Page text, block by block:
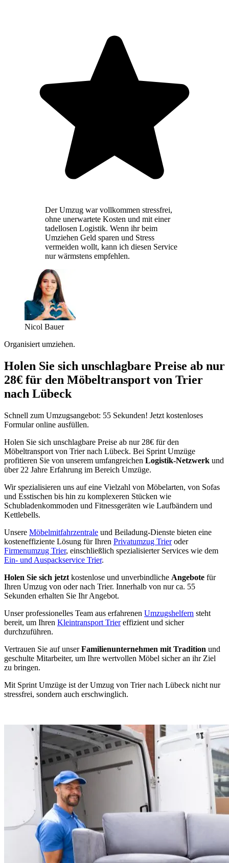
Der Umzug war vollkommen stressfrei,
ohne unerwartete Kosten und mit einer
tadellosen Logistik. Wenn ihr beim
Umziehen Geld sparen und Stress
vermeiden wollt, kann ich diesen Service
nur wärmstens empfehlen.
Nicol Bauer
Organisiert umziehen.
Holen Sie sich unschlagbare Preise ab nur
28€ für den Möbeltransport von Trier
nach Lübeck
Schnell zum Umzugsangebot: 55 Sekunden! Jetzt kostenloses
Formular online ausfüllen.
Holen Sie sich unschlagbare Preise ab nur 28€ für den
Möbeltransport von Trier nach Lübeck. Bei Sprint Umzüge
profitieren Sie von unserem umfangreichen Logistik-Netzwerk und
über 22 Jahre Erfahrung im Bereich Umzüge.
Wir spezialisieren uns auf eine Vielzahl von Möbelarten, von Sofas
und Esstischen bis hin zu komplexeren Stücken wie
Schubladenkommoden und Fitnessgeräten wie Laufbändern und
Kettlebells.
Unsere Möbelmitfahrzentrale und Beiladung-Dienste bieten eine
kosteneffiziente Lösung für Ihren Privatumzug Trieroder
Firmenumzug Trier, einschließlich spezialisierter Services wie dem
Ein- und Auspackservice Trier.
Holen Sie sich jetzt kostenlose und unverbindliche Angebote für
Ihren Umzug von oder nach Trier. Innerhalb von nur ca. 55
Sekunden erhalten Sie Ihr Angebot.
Unser professionelles Team aus erfahrenen Umzugshelfern steht
bereit, um Ihren Kleintransport Triereffizient und sicher
durchzuführen.
Vertrauen Sie auf unserFamilienunternehmen mit Tradition und
geschulte Mitarbeiter, um Ihre wertvollen Möbel sicher an ihr Ziel
zu bringen.
Mit Sprint Umzüge ist der Umzug von Trier nach Lübeck nicht nur
stressfrei, sondern auch erschwinglich.